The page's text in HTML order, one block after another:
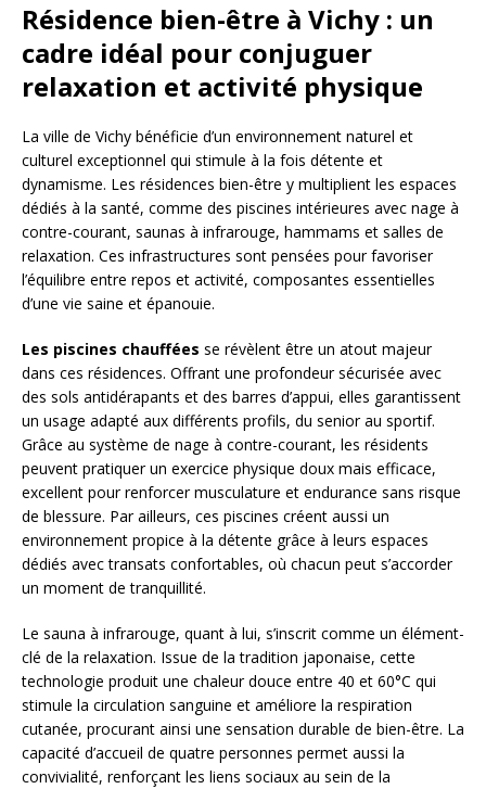
Résidence bien-être à Vichy : un
cadre idéal pour conjuguer
relaxation et activité physique
La ville de Vichy bénéficie d’un environnement naturel et
culturel exceptionnel qui stimule à la fois détente et
dynamisme. Les résidences bien-être y multiplient les espaces
dédiés à la santé, comme des piscines intérieures avec nage à
contre-courant, saunas à infrarouge, hammams et salles de
relaxation. Ces infrastructures sont pensées pour favoriser
l’équilibre entre repos et activité, composantes essentielles
d’une vie saine et épanouie.
Les piscines chauffées se révèlent être un atout majeur
dans ces résidences. Offrant une profondeur sécurisée avec
des sols antidérapants et des barres d’appui, elles garantissent
un usage adapté aux différents profils, du senior au sportif.
Grâce au système de nage à contre-courant, les résidents
peuvent pratiquer un exercice physique doux mais efficace,
excellent pour renforcer musculature et endurance sans risque
de blessure. Par ailleurs, ces piscines créent aussi un
environnement propice à la détente grâce à leurs espaces
dédiés avec transats confortables, où chacun peut s’accorder
un moment de tranquillité.
Le sauna à infrarouge, quant à lui, s’inscrit comme un élément-
clé de la relaxation. Issue de la tradition japonaise, cette
technologie produit une chaleur douce entre 40 et 60°C qui
stimule la circulation sanguine et améliore la respiration
cutanée, procurant ainsi une sensation durable de bien-être. La
capacité d’accueil de quatre personnes permet aussi la
convivialité, renforçant les liens sociaux au sein de la